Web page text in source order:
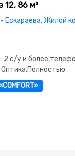
12, 86 м²
Ескараева, Жилой
2 с/у и
3.0,паркинг: